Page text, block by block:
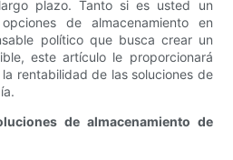
plazo. Tanto si es usted un
de almacenamiento en
político que busca crear un
este artículo le proporcionará
rentabilidad de las soluciones de
de almacenamiento de